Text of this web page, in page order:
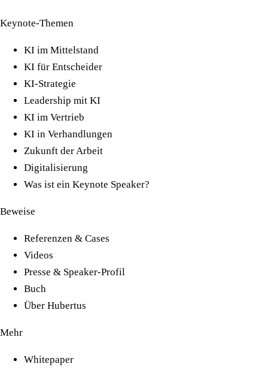
Keynote-Themen
KI im Mittelstand
KI für Entscheider
KI-Strategie
Leadership mit KI
KI im Vertrieb
KI in Verhandlungen
Zukunft der Arbeit
Digitalisierung
Was ist ein Keynote Speaker?
Beweise
Referenzen & Cases
Videos
Presse & Speaker-Profil
Buch
Über Hubertus
Mehr
Whitepaper